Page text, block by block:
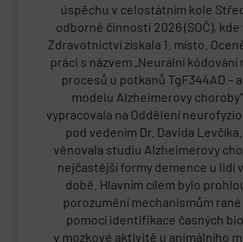
úspěchu v celostátním kole
odborné činnosti 2026 (SOČ),
Zdravotnictví získala 1. místo.
práci s názvem „Neurální
procesů u potkanů TgF344AD –
modelu Alzheimerovy
vypracovala na Oddělení
pod vedením Dr. Davida
věnovala studiu Alzheimerovy
nejčastější formy demence u lidí
době. Hlavním cílem bylo
porozumění mechanismům rané
pomocí identifikace časných
v mozkové aktivitě u animálního